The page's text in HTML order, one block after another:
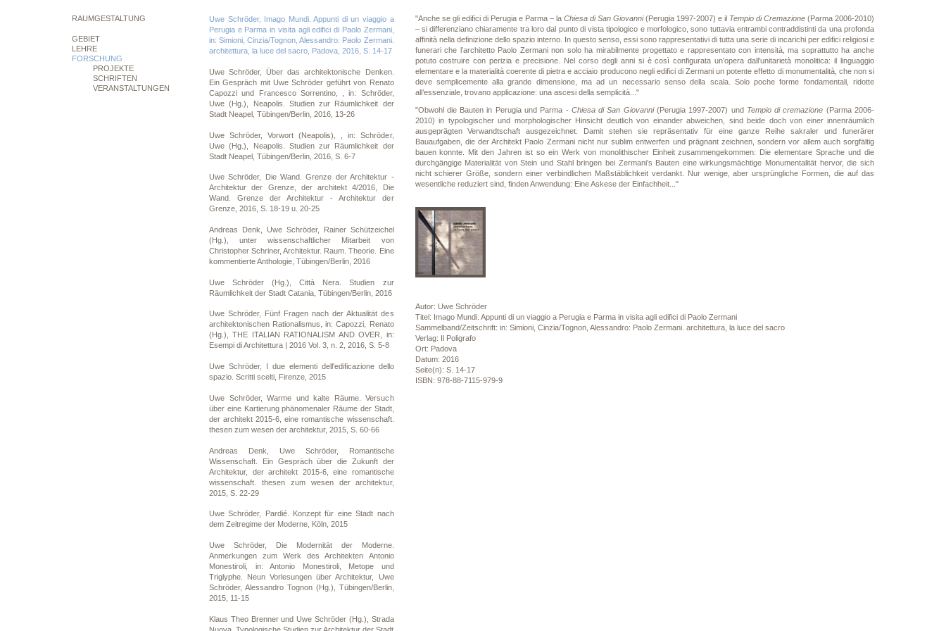
RAUMGESTALTUNG
GEBIET
LEHRE
FORSCHUNG
PROJEKTE
SCHRIFTEN
VERANSTALTUNGEN
Uwe Schröder, Imago Mundi. Appunti di un viaggio a
Perugia e Parma in visita agli edifici di Paolo Zermani,
in: Simioni, Cinzia/Tognon, Alessandro: Paolo Zermani.
architettura, la luce del sacro, Padova, 2016, S. 14-17
Uwe Schröder, Über das architektonische Denken.
Ein Gespräch mit Uwe Schröder geführt von Renato
Capozzi und Francesco Sorrentino, , in: Schröder,
Uwe (Hg.), Neapolis. Studien zur Räumlichkeit der
Stadt Neapel, Tübingen/Berlin, 2016, 13-26
Uwe Schröder, Vorwort (Neapolis), , in: Schröder,
Uwe (Hg.), Neapolis. Studien zur Räumlichkeit der
Stadt Neapel, Tübingen/Berlin, 2016, S. 6-7
Uwe Schröder, Die Wand. Grenze der Architektur -
Architektur der Grenze, der architekt 4/2016, Die
Wand. Grenze der Architektur - Architektur der
Grenze, 2016, S. 18-19 u. 20-25
Andreas Denk, Uwe Schröder, Rainer Schützeichel
(Hg.), unter wissenschaftlicher Mitarbeit von
Christopher Schriner, Architektur. Raum. Theorie. Eine
kommentierte Anthologie, Tübingen/Berlin, 2016
Uwe Schröder (Hg.), Città Nera. Studien zur
Räumlichkeit der Stadt Catania, Tübingen/Berlin, 2016
Uwe Schröder, Fünf Fragen nach der Aktualität des
architektonischen Rationalismus, in: Capozzi, Renato
(Hg.), THE ITALIAN RATIONALISM AND OVER, in:
Esempi di Architettura | 2016 Vol. 3, n. 2, 2016, S. 5-8
Uwe Schröder, I due elementi dell'edificazione dello
spazio. Scritti scelti, Firenze, 2015
Uwe Schröder, Warme und kalte Räume. Versuch
über eine Kartierung phänomenaler Räume der Stadt,
der architekt 2015-6, eine romantische wissenschaft.
thesen zum wesen der architektur, 2015, S. 60-66
Andreas Denk, Uwe Schröder, Romantische
Wissenschaft. Ein Gespräch über die Zukunft der
Architektur, der architekt 2015-6, eine romantische
wissenschaft. thesen zum wesen der architektur,
2015, S. 22-29
Uwe Schröder, Pardié. Konzept für eine Stadt nach
dem Zeitregime der Moderne, Köln, 2015
Uwe Schröder, Die Modernität der Moderne.
Anmerkungen zum Werk des Architekten Antonio
Monestiroli, in: Antonio Monestiroli, Metope und
Triglyphe. Neun Vorlesungen über Architektur, Uwe
Schröder, Alessandro Tognon (Hg.), Tübingen/Berlin,
2015, 11-15
Klaus Theo Brenner und Uwe Schröder (Hg.), Strada
"Anche se gli edifici di Perugia e Parma – la Chiesa di San Giovanni(Perugia 1997-2007) e il Tempio di Cremazione(Parma 2006-2010)
– si differenziano chiaramente tra loro dal punto di vista tipologico e morfologico, sono tuttavia entrambi contraddistinti da una profonda
affinità nella definizione dello spazio interno. In questo senso, essi sono rappresentativi di tutta una serie di incarichi per edifici religiosi e
funerari che l’architetto Paolo Zermani non solo ha mirabilmente progettato e rappresentato con intensità, ma soprattutto ha anche
potuto costruire con perizia e precisione. Nel corso degli anni si è così configurata un’opera dall’unitarietà monolitica: il linguaggio
elementare e la materialità coerente di pietra e acciaio producono negli edifici di Zermani un potente effetto di monumentalità, che non si
deve semplicemente alla grande dimensione, ma ad un necessario senso della scala. Solo poche forme fondamentali, ridotte
all’essenziale, trovano applicazione: una ascesi della semplicità..."
"Obwohl die Bauten in Perugia und Parma - Chiesa di San Giovanni (Perugia 1997-2007) und Tempio di cremazione (Parma 2006-
2010) in typologischer und morphologischer Hinsicht deutlich von einander abweichen, sind beide doch von einer innenräumlich
ausgeprägten Verwandtschaft ausgezeichnet. Damit stehen sie repräsentativ für eine ganze Reihe sakraler und funerärer
Bauaufgaben, die der Architekt Paolo Zermani nicht nur sublim entwerfen und prägnant zeichnen, sondern vor allem auch sorgfältig
bauen konnte. Mit den Jahren ist so ein Werk von monolithischer Einheit zusammengekommen: Die elementare Sprache und die
durchgängige Materialität von Stein und Stahl bringen bei Zermani’s Bauten eine wirkungsmächtige Monumentalität hervor, die sich
nicht schierer Größe, sondern einer verbindlichen Maßstäblichkeit verdankt. Nur wenige, aber ursprüngliche Formen, die auf das
wesentliche reduziert sind, finden Anwendung: Eine Askese der Einfachheit..."
Autor: Uwe Schröder
Titel: Imago Mundi. Appunti di un viaggio a Perugia e Parma in visita agli edifici di Paolo Zermani
Sammelband/Zeitschrift: in: Simioni, Cinzia/Tognon, Alessandro: Paolo Zermani. architettura, la luce del sacro
Verlag: Il Poligrafo
Ort: Padova
Datum: 2016
Seite(n): S. 14-17
ISBN: 978-88-7115-979-9